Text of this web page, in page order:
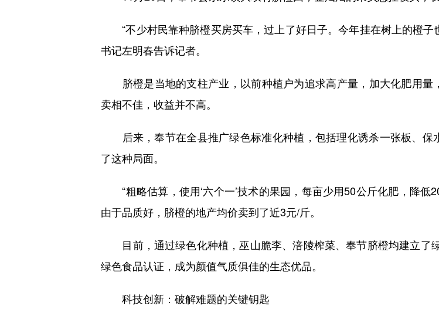
“不少村民靠种脐橙买房买车，过上了好日子。今年挂在树上的橙子
书记左明春告诉记者。
脐橙是当地的支柱产业，以前种植户为追求高产量，加大化肥用量
卖相不佳，收益并不高。
后来，奉节在全县推广绿色标准化种植，包括理化诱杀一张板、保
了这种局面。
“粗略估算，使用‘六个一’技术的果园，每亩少用50公斤化肥，降低
由于品质好，脐橙的地产均价卖到了近3元/斤。
目前，通过绿色化种植，巫山脆李、涪陵榨菜、奉节脐橙均建立了
绿色食品认证，成为颜值气质俱佳的生态优品。
科技创新：破解难题的关键钥匙